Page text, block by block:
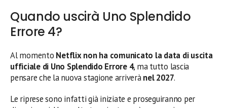
Quando uscirà Uno Splendido
Errore 4?
Al momento Netflix non ha comunicato la data di uscita
ufficiale di Uno Splendido Errore 4, ma tutto lascia
pensare che la nuova stagione arriverànel 2027.
Le riprese sono infatti già iniziate e proseguiranno per